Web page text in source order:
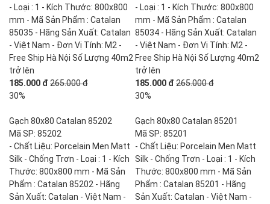
- Loại : 1 - Kích Thước: 800x800
mm - Mã Sản Phẩm : Catalan
85035 - Hãng Sản Xuất: Catalan
- Việt Nam - Đơn Vị Tính: M2 -
Free Ship Hà Nội Số Lượng 40m2
trở lên
185.000 đ 265.000 đ
30%
- Loại : 1 - Kích Thước: 800x800
mm - Mã Sản Phẩm : Catalan
85034 - Hãng Sản Xuất: Catalan
- Việt Nam - Đơn Vị Tính: M2 -
Free Ship Hà Nội Số Lượng 40m2
trở lên
185.000 đ 265.000 đ
30%
Gạch 80x80 Catalan 85202
Mã SP: 85202
- Chất Liệu: Porcelain Men Matt
Silk - Chống Trơn - Loại : 1 - Kích
Thước: 800x800 mm - Mã Sản
Phẩm : Catalan 85202 - Hãng
Sản Xuất: Catalan - Việt Nam -
Gạch 80x80 Catalan 85201
Mã SP: 85201
- Chất Liệu: Porcelain Men Matt
Silk - Chống Trơn - Loại : 1 - Kích
Thước: 800x800 mm - Mã Sản
Phẩm : Catalan 85201 - Hãng
Sản Xuất: Catalan - Việt Nam -